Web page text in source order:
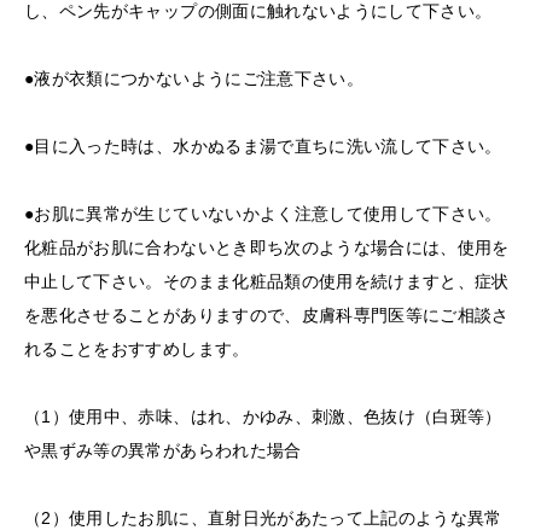
し、ペン先がキャップの側面に触れないようにして下さい。
●液が衣類につかないようにご注意下さい。
●目に入った時は、水かぬるま湯で直ちに洗い流して下さい。
●お肌に異常が生じていないかよく注意して使用して下さい。
化粧品がお肌に合わないとき即ち次のような場合には、使用を
中止して下さい。そのまま化粧品類の使用を続けますと、症状
を悪化させることがありますので、皮膚科専門医等にご相談さ
れることをおすすめします。
（1）使用中、赤味、はれ、かゆみ、刺激、色抜け（白斑等）
や黒ずみ等の異常があらわれた場合
（2）使用したお肌に、直射日光があたって上記のような異常